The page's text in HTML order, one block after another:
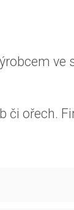
či ořech.